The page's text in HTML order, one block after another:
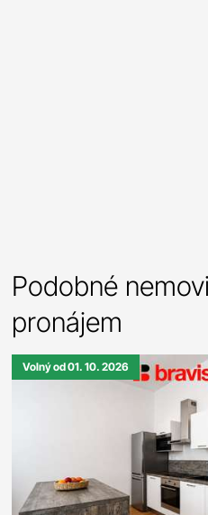
Podobné
pronájem
Volný od 01. 10. 2026